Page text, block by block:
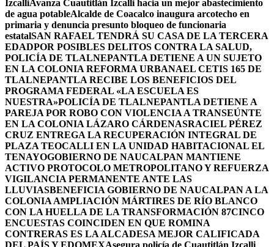
IzcalliAvanza Cuautitlán Izcalli hacia un mejor abastecimiento
de agua potableAlcalde de Coacalco inaugura arcotecho en
primaria y denuncia presunto bloqueo de funcionaria
estatalSAN RAFAEL TENDRÁ SU CASA DE LA TERCERA
EDADPOR POSIBLES DELITOS CONTRA LA SALUD,
POLICÍA DE TLALNEPANTLA DETIENE A UN SUJETO
EN LA COLONIA REFORMA URBANAEL CETIS 165 DE
TLALNEPANTLA RECIBE LOS BENEFICIOS DEL
PROGRAMA FEDERAL «LA ESCUELA ES
NUESTRA»POLICÍA DE TLALNEPANTLA DETIENE A
PAREJA POR ROBO CON VIOLENCIA A TRANSEÚNTE
EN LA COLONIA LÁZARO CÁRDENASRACIEL PÉREZ
CRUZ ENTREGA LA RECUPERACIÓN INTEGRAL DE
PLAZA TEOCALLI EN LA UNIDAD HABITACIONAL EL
TENAYOGOBIERNO DE NAUCALPAN MANTIENE
ACTIVO PROTOCOLO METROPOLITANO Y REFUERZA
VIGILANCIA PERMANENTE ANTE LAS
LLUVIASBENEFICIA GOBIERNO DE NAUCALPAN A LA
COLONIA AMPLIACIÓN MÁRTIRES DE RÍO BLANCO
CON LA HUELLA DE LA TRANSFORMACIÓN 87CINCO
ENCUESTAS COINCIDEN EN QUE ROMINA
CONTRERAS ES LA ALCADESA MEJOR CALIFICADA
DEL PAÍS Y EDOMEXAsegura policía de Cuautitlán Izcalli